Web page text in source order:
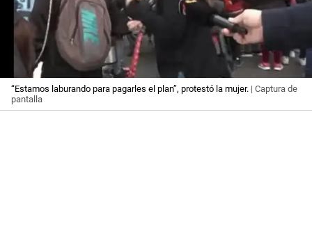
“Estamos laburando para pagarles el plan”, protestó la mujer. | Captura de
pantalla